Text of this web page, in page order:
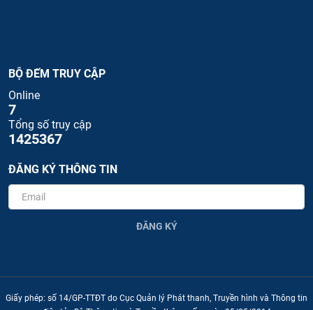
BỘ ĐẾM TRUY CẬP
Online
7
Tổng số truy cập
1425367
ĐĂNG KÝ THÔNG TIN
ĐĂNG KÝ
Giấy phép: số 14/GP-TTĐT do Cục Quản lý Phát thanh, Truyền hình và Thông tin